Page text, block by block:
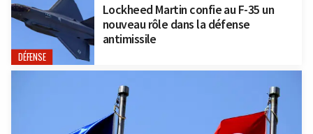
DÉFENSE
Lockheed Martin confie au F-35 un
nouveau rôle dans la défense
antimissile